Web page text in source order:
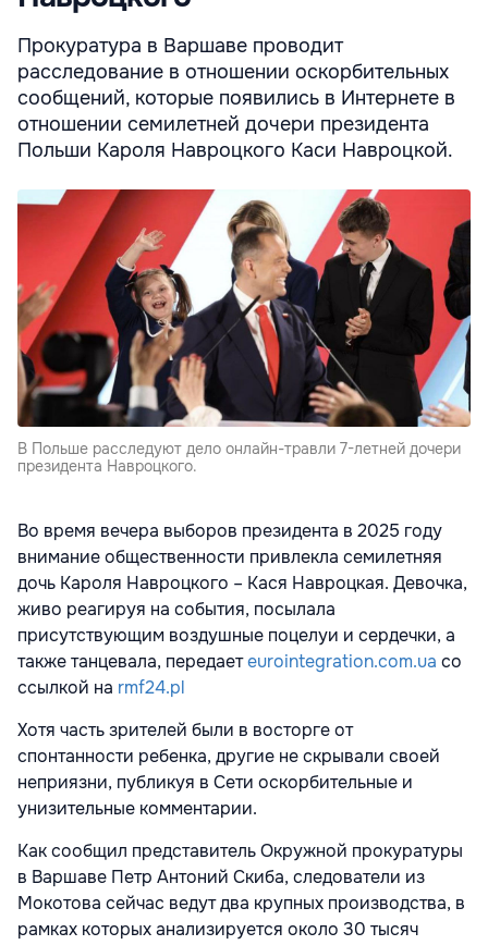
Прокуратура в Варшаве проводит
расследование в отношении оскорбительных
сообщений, которые появились в Интернете в
отношении семилетней дочери президента
Польши Кароля Навроцкого Каси Навроцкой.
В Польше расследуют дело онлайн-травли 7-летней дочери
президента Навроцкого.
Во время вечера выборов президента в 2025 году
внимание общественности привлекла семилетняя
дочь Кароля Навроцкого – Кася Навроцкая. Девочка,
живо реагируя на события, посылала
присутствующим воздушные поцелуи и сердечки, а
также танцевала, передаетeurointegration.com.ua со
ссылкой на rmf24.pl
Хотя часть зрителей были в восторге от
спонтанности ребенка, другие не скрывали своей
неприязни, публикуя в Сети оскорбительные и
унизительные комментарии.
Как сообщил представитель Окружной прокуратуры
в Варшаве Петр Антоний Скиба, следователи из
Мокотова сейчас ведут два крупных производства, в
рамках которых анализируется около 30 тысяч